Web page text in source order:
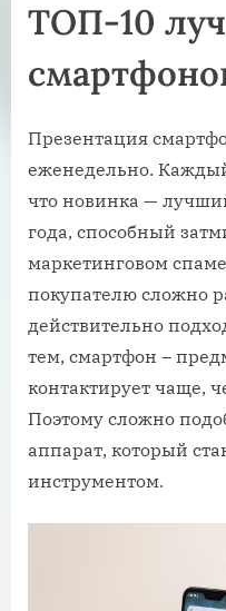
ТОП-10
Презентация
еженедельно.
что новинка —
года, способный
маркетинговом
покупателю сложно
действительно
тем, смартфон –
контактирует чаще,
Поэтому сложно
аппарат, который
инструментом.